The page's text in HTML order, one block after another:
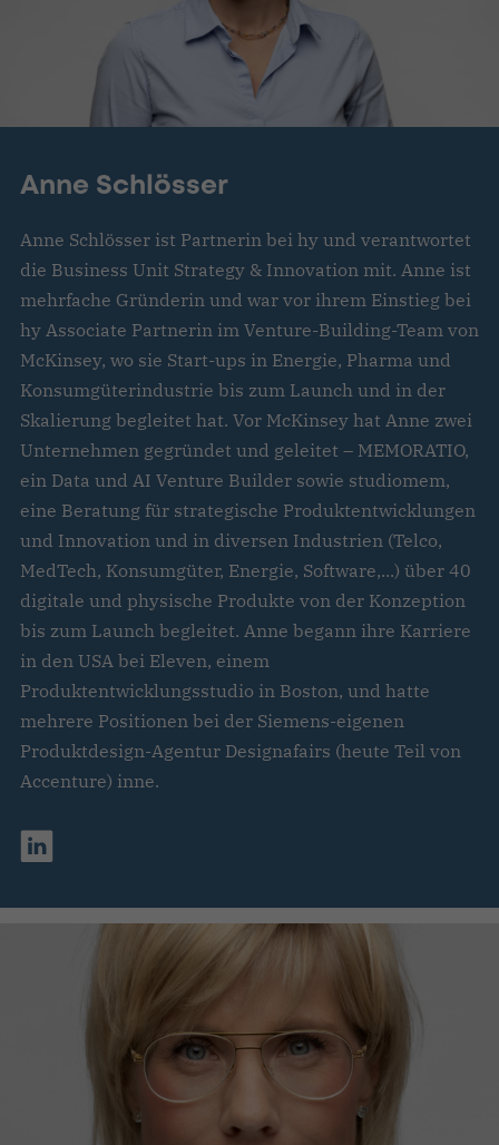
Anne Schlösser
Anne Schlösser ist Partnerin bei hy und verantwortet
die Business Unit Strategy & Innovation mit. Anne ist
mehrfache Gründerin und war vor ihrem Einstieg bei
hy Associate Partnerin im Venture-Building-Team von
McKinsey, wo sie Start-ups in Energie, Pharma und
Konsumgüterindustrie bis zum Launch und in der
Skalierung begleitet hat. Vor McKinsey hat Anne zwei
Unternehmen gegründet und geleitet – MEMORATIO,
ein Data und AI Venture Builder sowie studiomem,
eine Beratung für strategische Produktentwicklungen
und Innovation und in diversen Industrien (Telco,
MedTech, Konsumgüter, Energie, Software,...) über 40
digitale und physische Produkte von der Konzeption
bis zum Launch begleitet. Anne begann ihre Karriere
in den USA bei Eleven, einem
Produktentwicklungsstudio in Boston, und hatte
mehrere Positionen bei der Siemens-eigenen
Produktdesign-Agentur Designafairs (heute Teil von
Accenture) inne.